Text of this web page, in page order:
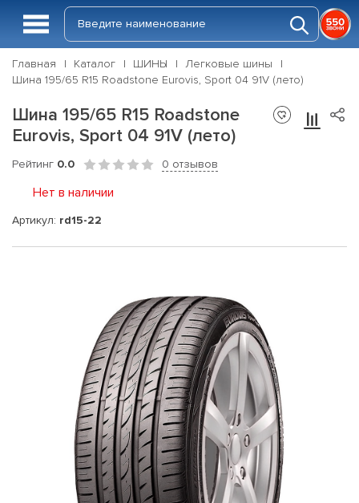
Главная Каталог ШИНЫ
Легковые шины
Шина 195/65 R15 Roadstone Eurovis, Sport 04 91V (лето)
Шина 195/65 R15 Roadstone
Eurovis, Sport 04 91V (лето)
Рейтинг 0.0 0 отзывов
Нет в наличии
Артикул: rd15-22